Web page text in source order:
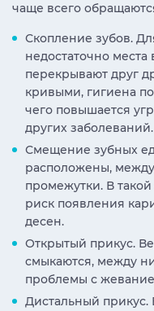
чаще всего
Скопление зубов.
недостаточно места
перекрывают друг
кривыми, гигиена
чего повышается
других заболеваний.
Смещение зубных
расположены,
промежутки. В
риск появления
десен.
Открытый прикус.
смыкаются, между
проблемы с
Дистальный